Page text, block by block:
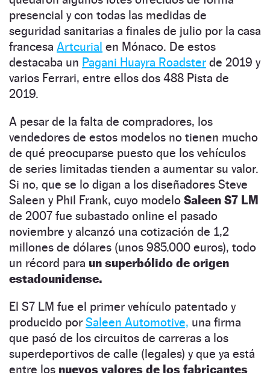
presencial y con todas las medidas de
seguridad sanitarias a finales de julio por la casa
francesa Artcurial en Mónaco. De estos
destacaba un Pagani Huayra Roadster de 2019 y
varios Ferrari, entre ellos dos 488 Pista de
2019.
A pesar de la falta de compradores, los
vendedores de estos modelos no tienen mucho
de qué preocuparse puesto que los vehículos
de series limitadas tienden a aumentar su valor.
Si no, que se lo digan a los diseñadores Steve
Saleen y Phil Frank, cuyo modelo Saleen S7 LM
de 2007 fue subastado online el pasado
noviembre y alcanzó una cotización de 1,2
millones de dólares (unos 985.000 euros), todo
un récord para un superbólido de origen
estadounidense.
El S7 LM fue el primer vehículo patentado y
producido por Saleen Automotive, una firma
que pasó de los circuitos de carreras a los
superdeportivos de calle (legales) y que ya está
entre los nuevos valores de los fabricantes